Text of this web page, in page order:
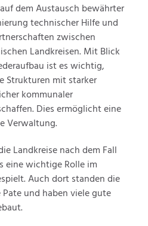
dem Austausch bewährter
technischer Hilfe und
zwischen
Landkreisen. Mit Blick
ist es wichtig,
Strukturen mit starker
kommunaler
Dies ermöglicht eine
Verwaltung.
Landkreise nach dem Fall
eine wichtige Rolle im
Auch dort standen die
und haben viele gute